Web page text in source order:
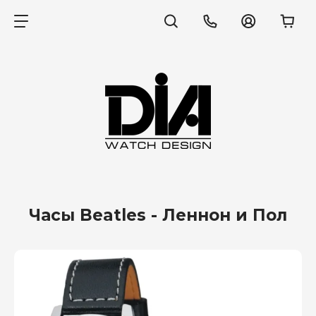
Часы Beatles - Леннон и Пол